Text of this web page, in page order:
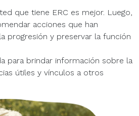
que tiene ERC es mejor. Luego,
acciones que han
progresión y preservar la función
para brindar información sobre la
útiles y vínculos a otros